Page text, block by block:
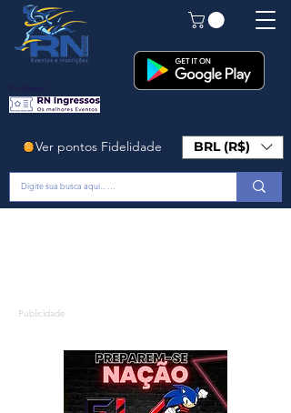
Em Breve!
Ver pontos Fidelidade BRL (R$)
Publicidade